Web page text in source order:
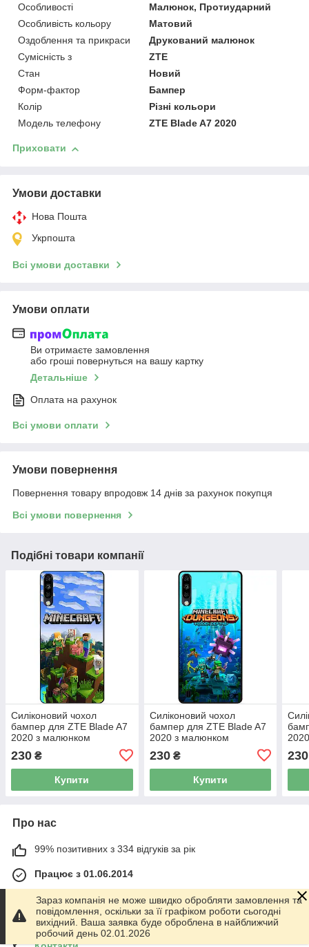
Особливості
Малюнок, Протиударний
Особливість кольору
Матовий
Оздоблення та прикраси
Друкований малюнок
Сумісність з
ZTE
Стан
Новий
Форм-фактор
Бампер
Колір
Різні кольори
Модель телефону
ZTE Blade A7 2020
Приховати
Умови доставки
Нова Пошта
Укрпошта
Всі умови доставки
Умови оплати
Ви отримаєте замовлення
або гроші повернуться на вашу картку
Детальніше
Оплата на рахунок
Всі умови оплати
Умови повернення
Повернення товару впродовж 14 днів за рахунок покупця
Всі умови повернення
Подібні товари компанії
Силіконовий чохол
бампер для ZTE Blade A7
2020 з малюнком
230 ₴
Купити
Силіконовий чохол
бампер для ZTE Blade A7
2020 з малюнком
230₴
Купити
230
Про нас
99% позитивних з 334 відгуків за рік
Працює з 01.06.2014
м. Харків
График работы 10.00-17.00. Суббота - Воскресенье
выходной!, Харків, Україна
Зараз компанія не може швидко обробляти замовлення та
повідомлення, оскільки за її графіком роботи сьогодні
вихідний. Ваша заявка буде оброблена в найближчий
робочий день 02.01.2026